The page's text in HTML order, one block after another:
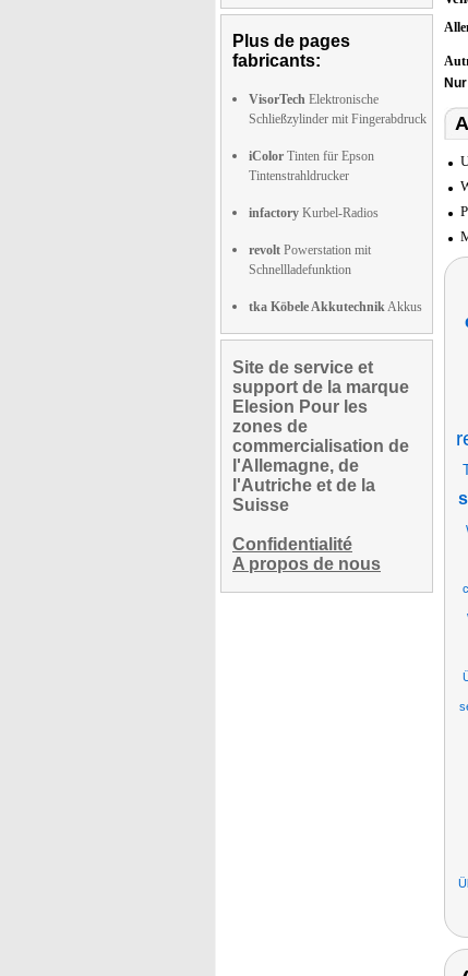
Plus de pages
fabricants:
VisorTech Elektronische
Schließzylinder mit Fingerabdruck
iColor Tinten für Epson
Tintenstrahldrucker
infactory Kurbel-Radios
revolt Powerstation mit
Schnellladefunktion
tka Köbele AkkutechnikAkkus
Site de service et
support de la marque
Elesion Pour les
zones de
commercialisation de
l'Allemagne, de
l'Autriche et de la
Suisse
Confidentialité
A propos de nous